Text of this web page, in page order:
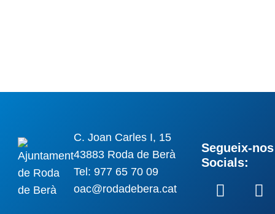
C. Joan Carles I, 15
43883 Roda de Berà
Tel: 977 65 70 09
oac@rodadebera.cat
Segueix-
Socials: